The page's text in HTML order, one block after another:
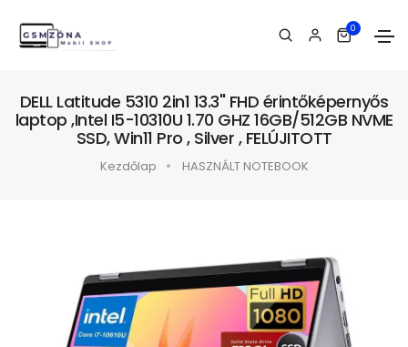
0
DELL Latitude 5310 2in1 13.3" FHD érintőképernyős
laptop ,Intel I5-10310U 1.70 GHZ 16GB/512GB NVME
SSD, Win11 Pro , Silver , FELÚJITOTT
Kezdőlap HASZNÁLT NOTEBOOK